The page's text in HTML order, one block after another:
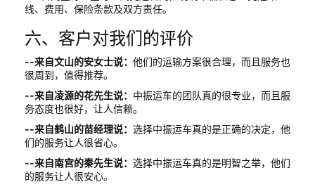
线、费用、保险条款及双方责任。
六、客户对我们的评价
--来自文山的安女士说： 他们的运输方案很合理，而且服务也
很周到，值得推荐。
--来自凌源的花先生说： 中振运车的团队真的很专业，而且服
务态度也很好，让人信赖。
--来自鹤山的苗经理说： 选择中振运车真的是正确的决定，他
们的服务让人很省心。
--来自南宫的秦先生说： 选择中振运车真的是明智之举，他们
的服务让人很安心。